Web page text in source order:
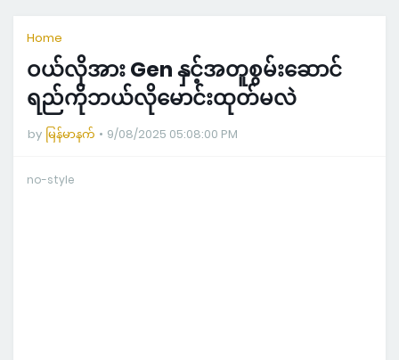
Home
ဝယ်လိုအား Gen နှင့်အတူစွမ်းဆောင်
ရည်ကိုဘယ်လိုမောင်းထုတ်မလဲ
by မြန်မာနက် 9/08/2025 05:08:00 PM
no-style